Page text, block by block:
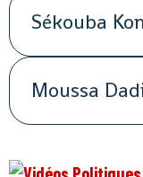
Sékouba
Moussa